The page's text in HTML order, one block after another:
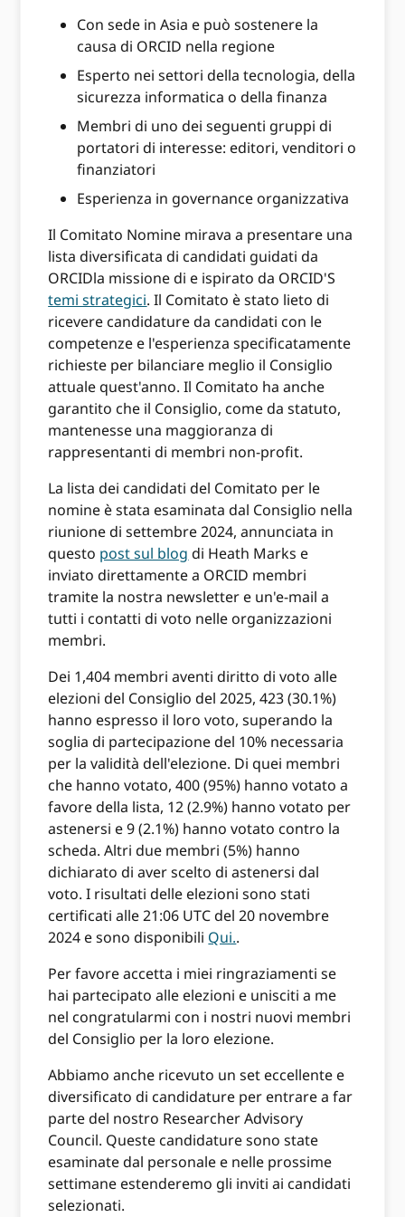
Con sede in Asia e può sostenere la
causa di ORCID nella regione
Esperto nei settori della tecnologia, della
sicurezza informatica o della finanza
Membri di uno dei seguenti gruppi di
portatori di interesse: editori, venditori o
finanziatori
Esperienza in governance organizzativa
Il Comitato Nomine mirava a presentare una
lista diversificata di candidati guidati da
ORCIDla missione di e ispirato da ORCID'S
temi strategici. Il Comitato è stato lieto di
ricevere candidature da candidati con le
competenze e l'esperienza specificatamente
richieste per bilanciare meglio il Consiglio
attuale quest'anno. Il Comitato ha anche
garantito che il Consiglio, come da statuto,
mantenesse una maggioranza di
rappresentanti di membri non-profit.
La lista dei candidati del Comitato per le
nomine è stata esaminata dal Consiglio nella
riunione di settembre 2024, annunciata in
questo post sul blog di Heath Marks e
inviato direttamente a ORCID membri
tramite la nostra newsletter e un'e-mail a
tutti i contatti di voto nelle organizzazioni
membri.
Dei 1,404 membri aventi diritto di voto alle
elezioni del Consiglio del 2025, 423 (30.1%)
hanno espresso il loro voto, superando la
soglia di partecipazione del 10% necessaria
per la validità dell'elezione. Di quei membri
che hanno votato, 400 (95%) hanno votato a
favore della lista, 12 (2.9%) hanno votato per
astenersi e 9 (2.1%) hanno votato contro la
scheda. Altri due membri (5%) hanno
dichiarato di aver scelto di astenersi dal
voto. I risultati delle elezioni sono stati
certificati alle 21:06 UTC del 20 novembre
2024 e sono disponibili Qui..
Per favore accetta i miei ringraziamenti se
hai partecipato alle elezioni e unisciti a me
nel congratularmi con i nostri nuovi membri
del Consiglio per la loro elezione.
Abbiamo anche ricevuto un set eccellente e
diversificato di candidature per entrare a far
parte del nostro Researcher Advisory
Council. Queste candidature sono state
esaminate dal personale e nelle prossime
settimane estenderemo gli inviti ai candidati
selezionati.